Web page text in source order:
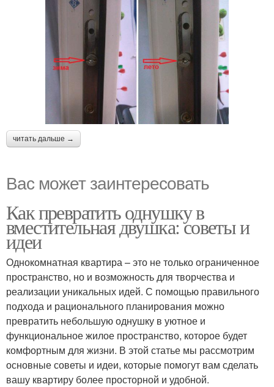
читать дальше →
Вас может заинтересовать
Как превратить однушку в
вместительная двушка: советы и
идеи
Однокомнатная квартира – это не только ограниченное
пространство, но и возможность для творчества и
реализации уникальных идей. С помощью правильного
подхода и рационального планирования можно
превратить небольшую однушку в уютное и
функциональное жилое пространство, которое будет
комфортным для жизни. В этой статье мы рассмотрим
основные советы и идеи, которые помогут вам сделать
вашу квартиру более просторной и удобной.